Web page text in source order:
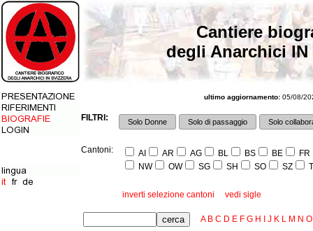
Cantiere
degli Anarchici IN
ultimo aggiornamento: 05/08/
FILTRI: Solo Donne Solo di passaggio Solo
Cantoni: AI AR AG BL BS BE
FR
NW
OW SG SH SO SZ
inverti selezione cantoni vedi sigle
A B C D E F G H J K L M N O